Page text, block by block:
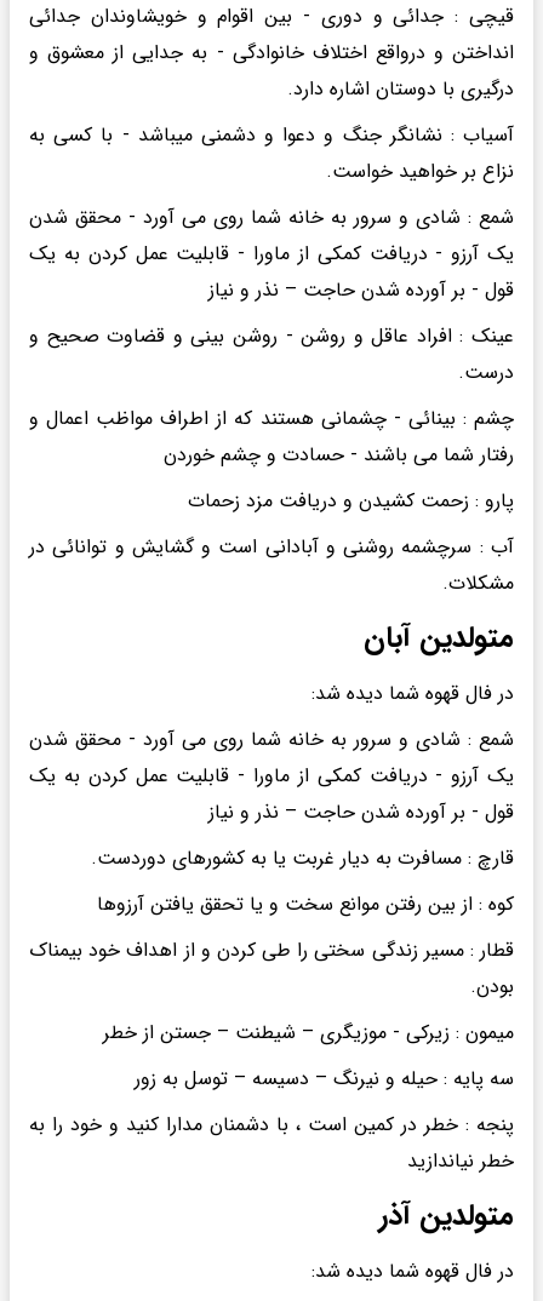
قیچی : جدائی و دوری - بین اقوام و خویشاوندان جدائی
انداختن و درواقع اختلاف خانوادگی - به جدایی از معشوق و
درگیری با دوستان اشاره دارد.
آسیاب : نشانگر جنگ و دعوا و دشمنی میباشد - با کسی به
نزاع بر خواهید خواست.
شمع : شادی و سرور به خانه شما روی می آورد - محقق شدن
یک آرزو - دریافت کمکی از ماورا - قابلیت عمل کردن به یک
قول - بر آورده شدن حاجت – نذر و نیاز
عینک : افراد عاقل و روشن - روشن بینی و قضاوت صحیح و
درست.
چشم : بینائی - چشمانی هستند که از اطراف مواظب اعمال و
رفتار شما می باشند - حسادت و چشم خوردن
پارو : زحمت کشیدن و دریافت مزد زحمات
آب : سرچشمه روشنی و آبادانی است و گشایش و توانائی در
مشکلات.
متولدین آبان
در فال قهوه شما دیده شد:
شمع : شادی و سرور به خانه شما روی می آورد - محقق شدن
یک آرزو - دریافت کمکی از ماورا - قابلیت عمل کردن به یک
قول - بر آورده شدن حاجت – نذر و نیاز
قارچ : مسافرت به دیار غربت یا به کشورهای دوردست.
کوه : از بین رفتن موانع سخت و یا تحقق یافتن آرزوها
قطار : مسیر زندگی سختی را طی کردن و از اهداف خود بیمناک
بودن.
میمون : زیرکی - موزیگری – شیطنت – جستن از خطر
سه پایه : حیله و نیرنگ – دسیسه – توسل به زور
پنجه : خطر در کمین است ، با دشمنان مدارا کنید و خود را به
خطر نیاندازید
متولدین آذر
در فال قهوه شما دیده شد: